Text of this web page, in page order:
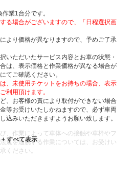
業1台分です。
る場合がございますので、「日程選択画
より価格が異なりますので、予めご了承
いただいたサービス内容とお車の状態・
は、表示価格と作業価格が異なる場合が
てご確認ください。
、未使用チケットをお持ちの場合、表示
利用頂けます。
、お客様の責により取付ができない場合
等お受けいたしかねますので、必ず車両
込みいただきますようお願い致します。
、作業によって車体への接触や車枠やフ
規を逸脱する作業については、お受けい
ください。